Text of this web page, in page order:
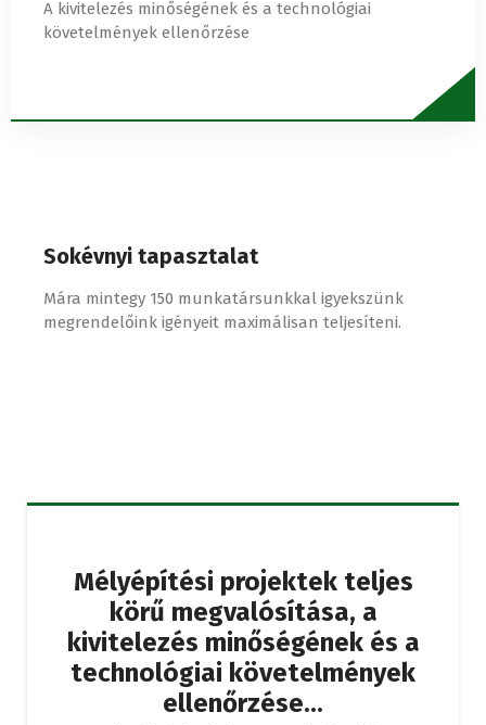
A kivitelezés minőségének és a technológiai
követelmények ellenőrzése
Sokévnyi tapasztalat
Mára mintegy 150 munkatársunkkal igyekszünk
megrendelőink igényeit maximálisan teljesíteni.
Mélyépítési projektek teljes
körű megvalósítása, a
kivitelezés minőségének és a
technológiai követelmények
ellenőrzése...